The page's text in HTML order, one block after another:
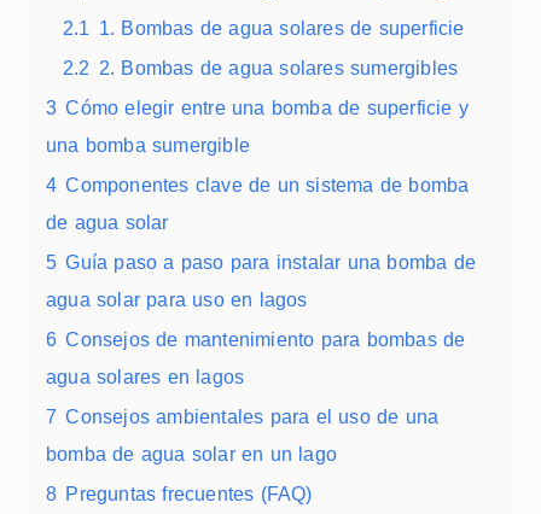
2.1 1. Bombas de agua solares de superficie
2.2 2. Bombas de agua solares sumergibles
3 Cómo elegir entre una bomba de superficie y
una bomba sumergible
4 Componentes clave de un sistema de bomba
de agua solar
5 Guía paso a paso para instalar una bomba de
agua solar para uso en lagos
6 Consejos de mantenimiento para bombas de
agua solares en lagos
7 Consejos ambientales para el uso de una
bomba de agua solar en un lago
8 Preguntas frecuentes (FAQ)